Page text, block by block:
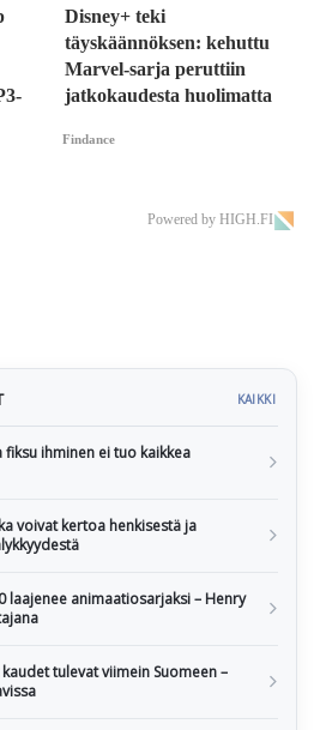
Disney+ teki
täyskäännöksen: kehuttu
Marvel-sarja peruttiin
jatkokaudesta huolimatta
Findance
Powered by HIGH.FI
KAIKKI
ihminen ei tuo kaikkea
voivat kertoa henkisestä ja
laajenee animaatiosarjaksi – Henry
tulevat viimein Suomeen –